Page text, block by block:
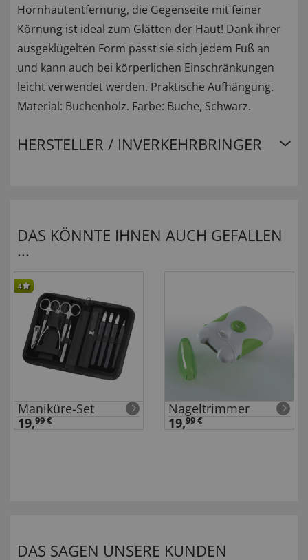
Hornhautentfernung, die Gegenseite mit feiner
Körnung ist ideal zum Glätten der Haut! Dank ihrer
ausgeklügelten Form passt sie sich jedem Fuß an
und kann auch bei körperlichen Einschränkungen
leicht verwendet werden. Praktische Aufhängung.
Material: Buchenholz. Farbe: Buche, Schwarz.
HERSTELLER / INVERKEHRBRINGER
DAS KÖNNTE IHNEN AUCH GEFALLEN
...
4
Maniküre-Set
19,99 €
Nageltrimmer
19,99 €
DAS SAGEN UNSERE KUNDEN